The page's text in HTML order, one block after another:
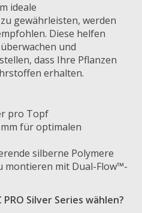
ideale
gewährleisten, werden
Diese helfen
und
dass Ihre Pflanzen
erhalten.
pro Topf
für optimalen
silberne Polymere
montieren mit Dual-Flow™-
PRO Silver Series wählen?